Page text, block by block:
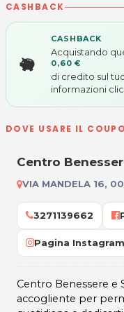
CASHBACK
CASHBACK
Acquistando
0,60 €
di credito sul
informazioni
DOVE USARE IL
Centro
VIA MANDELA 16,
3271139662
Pagina Instagram
Centro Benessere e
accogliente per